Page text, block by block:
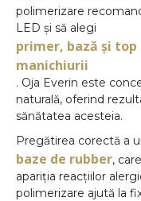
polimerizare
LED și să alegi
primer, bază și top
manichiurii
. Oja Everin este
naturală, oferind
sănătatea acesteia.
Pregătirea corectă a
baze de rubber,
apariția reacțiilor
polimerizare ajută la